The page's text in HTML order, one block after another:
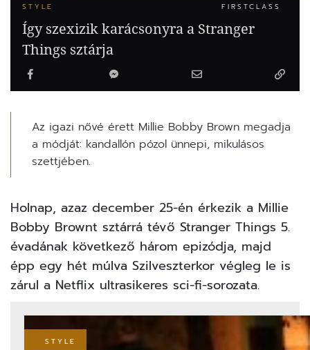
STYLE FIRSTCLASS
Így szexizik karácsonyra a Stranger
Things sztárja
Az igazi nővé érett Millie Bobby Brown megadja
a módját: kandallón pózol ünnepi, mikulásos
szettjében.
Holnap, azaz december 25-én érkezik a Millie
Bobby Brownt sztárrá tévő Stranger Things 5.
évadának következő három epizódja, majd
épp egy hét múlva Szilveszterkor végleg le is
zárul a Netflix ultrasikeres sci-fi-sorozata.
STYLE